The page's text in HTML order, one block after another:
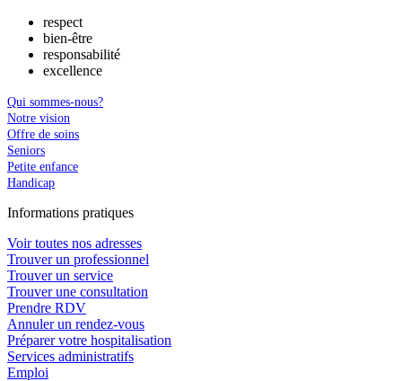
respect
bien-être
responsabilité
excellence
Qui sommes-nous?
Notre vision
Offre de soins
Seniors
Petite enfance
Handicap
Informations pratiques
Voir toutes nos adresses
Trouver un professionnel
Trouver un service
Trouver une consultation
Prendre RDV
Annuler un rendez-vous
Préparer votre hospitalisation
Services administratifs
Emploi​